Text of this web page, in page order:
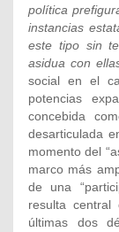
política
instancias
este tipo sin
asidua con
social en el
potencias
concebida
desarticulada
momento del
marco más
de una
resulta
últimas dos